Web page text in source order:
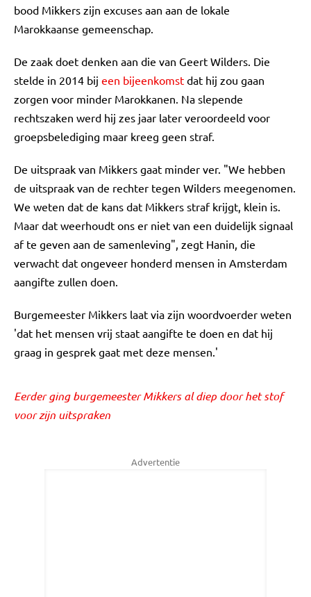
bood Mikkers zijn excuses aan aan de lokale
Marokkaanse gemeenschap.
De zaak doet denken aan die van Geert Wilders. Die
stelde in 2014 bij een bijeenkomst dat hij zou gaan
zorgen voor minder Marokkanen. Na slepende
rechtszaken werd hij zes jaar later veroordeeld voor
groepsbelediging maar kreeg geen straf.
De uitspraak van Mikkers gaat minder ver. "We hebben
de uitspraak van de rechter tegen Wilders meegenomen.
We weten dat de kans dat Mikkers straf krijgt, klein is.
Maar dat weerhoudt ons er niet van een duidelijk signaal
af te geven aan de samenleving", zegt Hanin, die
verwacht dat ongeveer honderd mensen in Amsterdam
aangifte zullen doen.
Burgemeester Mikkers laat via zijn woordvoerder weten
'dat het mensen vrij staat aangifte te doen en dat hij
graag in gesprek gaat met deze mensen.'
Eerder ging burgemeester Mikkers al diep door het stof
voor zijn uitspraken
Advertentie